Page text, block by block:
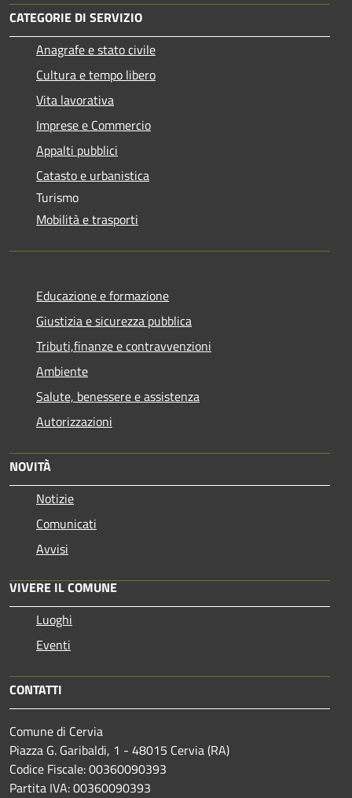
CATEGORIE DI SERVIZIO
Anagrafe e stato civile
Cultura e tempo libero
Vita lavorativa
Imprese e Commercio
Appalti pubblici
Catasto e urbanistica
Turismo
Mobilità e trasporti
Educazione e formazione
Giustizia e sicurezza pubblica
Tributi,finanze e contravvenzioni
Ambiente
Salute, benessere e assistenza
Autorizzazioni
NOVITÀ
Notizie
Comunicati
Avvisi
VIVERE IL COMUNE
Luoghi
Eventi
CONTATTI
Comune di Cervia
Piazza G. Garibaldi, 1 - 48015 Cervia (RA)
Codice Fiscale: 00360090393
Partita IVA: 00360090393